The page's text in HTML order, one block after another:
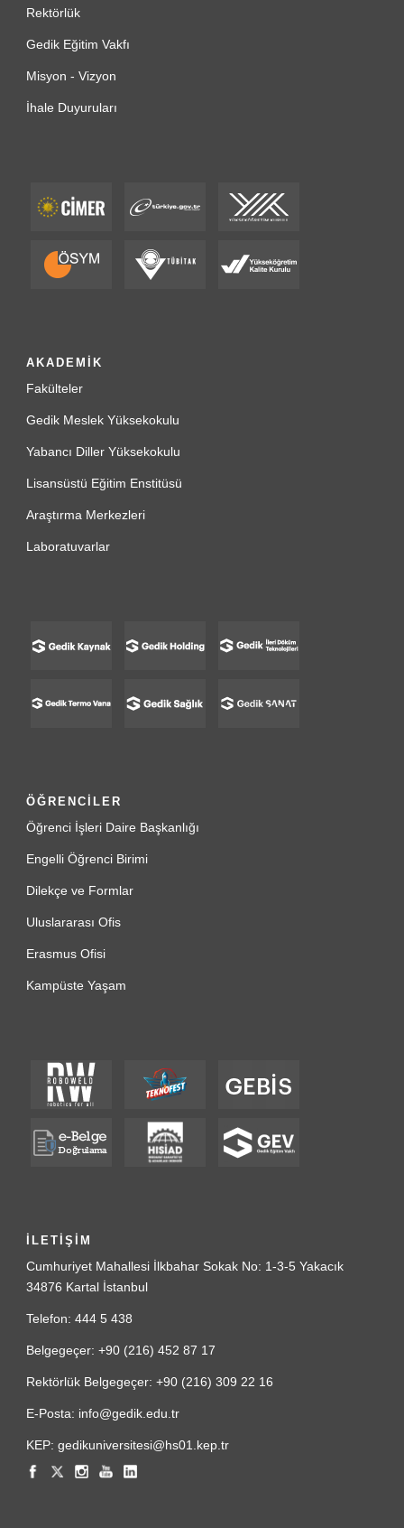
Rektörlük
Gedik Eğitim Vakfı
Misyon - Vizyon
İhale Duyuruları
AKADEMİK
Fakülteler
Gedik Meslek Yüksekokulu
Yabancı Diller Yüksekokulu
Lisansüstü Eğitim Enstitüsü
Araştırma Merkezleri
Laboratuvarlar
ÖĞRENCİLER
Öğrenci İşleri Daire Başkanlığı
Engelli Öğrenci Birimi
Dilekçe ve Formlar
Uluslararası Ofis
Erasmus Ofisi
Kampüste Yaşam
İLETİŞİM
Cumhuriyet Mahallesi İlkbahar Sokak No: 1-3-5 Yakacık
34876 Kartal İstanbul
Telefon: 444 5 438
Belgegeçer: +90 (216) 452 87 17
Rektörlük Belgegeçer: +90 (216) 309 22 16
E-Posta: info@gedik.edu.tr
KEP: gedikuniversitesi@hs01.kep.tr